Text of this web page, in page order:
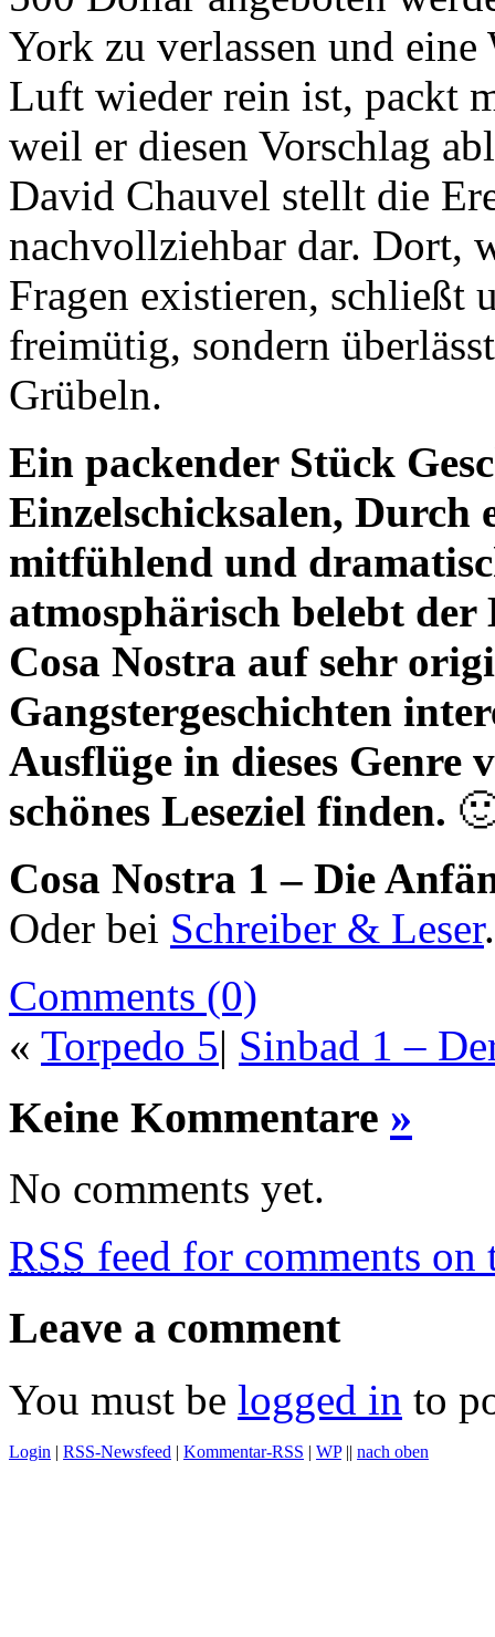
York zu verlassen und
Luft wieder rein ist, packt
weil er diesen Vorschlag
David Chauvel stellt die
nachvollziehbar dar. Dort,
Fragen existieren, schließt
freimütig, sondern
Grübeln.
Ein packender Stück
Einzelschicksalen, Durch
mitfühlend und
atmosphärisch belebt
Cosa Nostra auf sehr
Gangstergeschichten
Ausflüge in dieses Genre
schönes Leseziel finden.
Cosa Nostra 1 – Die
Oder bei Schreiber & Leser.
Comments (0)
« Torpedo 5| Sinbad 1 –
Keine Kommentare »
No comments yet.
RSS feed for comments on
Leave a comment
You must be logged in to
Login | RSS-Newsfeed | Kommentar-RSS | WP|| nach oben